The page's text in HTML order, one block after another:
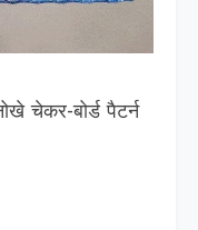
चेकर-बोर्ड पैटर्न